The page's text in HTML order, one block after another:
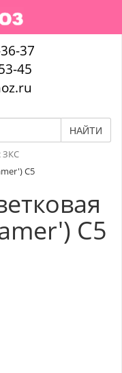
37
45
НАЙТИ
ЗКС
С5
С5